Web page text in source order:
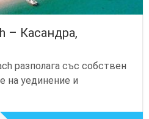
– Касандра,
разполага със собствен
на уединение и